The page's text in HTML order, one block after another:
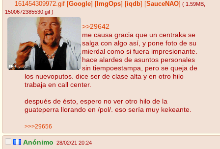
161454309972.gif Google ImgOps iqdb SauceNAO ( 1.59MB
1500672385530.gif )
>>29642
me causa gracia que un centraka se
salga con algo así, y pone foto de su
mierdal como si fuera impresionante.
hace alardes de asuntos personales
sin tiempoestampa, pero se queja de
los nuevoputos. dice ser de clase alta y en otro hilo
trabaja en call center.
después de ésto, espero no ver otro hilo de la
guateperra llorando en /pol/. eso sería muy kekeante.
>>>29656
Anónimo 28/02/21 20:24